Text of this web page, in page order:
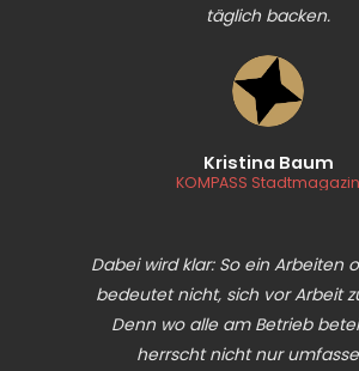
täglich backen.
Kristina Baum
KOMPASS Stadtmagazin
Dabei wird klar: So ein Arbeiten
bedeutet nicht, sich vor Arbeit
Denn wo alle am Betrieb
herrscht nicht nur